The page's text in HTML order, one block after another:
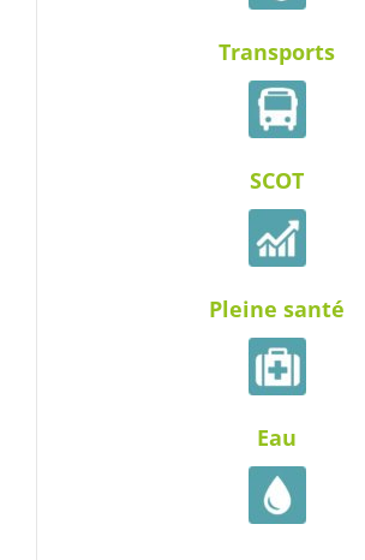
Transports
SCOT
Pleine santé
Eau